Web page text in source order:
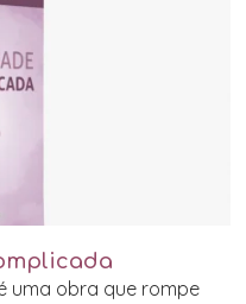
uma obra que rompe